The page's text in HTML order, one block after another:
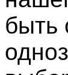
быть